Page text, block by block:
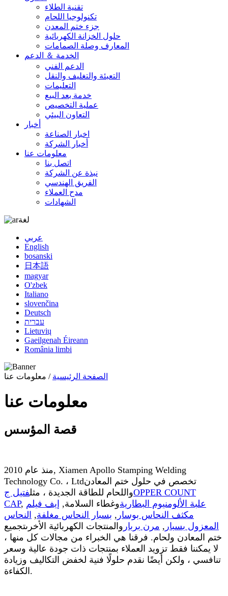
تقنية الطلاء
تكنولوجيا اللحام
جزء ختم المعدن
حلول الخزانة الكهربائية
المعارف وصلة الصمامات
الخدمة ＆ الدعم
الدعم الفني
التعبئة والتغليف والنقل
التعليمات
خدمة بعد البيع
عملية التخصيص
التعاون البيئي
أخبار
اخبار الصناعة
أخبار الشركة
معلومات عنا
اتصل بنا
نبذة عن الشركة
الفريق الهندسي
مدح العملاء
الشهادات
لغة
عربي
English
bosanski
日本語
magyar
O'zbek
Italiano
slovenčina
Deutsch
עברית
Lietuvių
Gaeilgenah Éireann
România limbi
الصفحة الرئيسية / معلومات عنا
معلومات عنا
قصة المؤسس
منذ عام 2010, Xiamen Apollo Stamping Welding
Technology Co. ، Ltdتخصص في حلول ختم المعادن
واللحام للطاقة الجديدة ، مثلفتيل ج
OPPER COUNT
CAP, علبة الألومنيوم البطاريةوغطاء السلامة, إيف فيلم
مكثف النحاس بوسار , بسبار النحاس مغلفة, النحاس
المعزول بسبار , مرن بربار والمنتجات الكهربائية الأخرىتجميع
ختم المعادن ولحام. فرقنا هي الخبراء من مجالات كل منها ،
لا يمكننا فقط تزويد العملاء بمنتجات ذات جودة عالية وسعر
تنافسي ، ولكن أيضًا نقدم حلولًا فنية لخفض التكاليف وزيادة
الكفاءة.